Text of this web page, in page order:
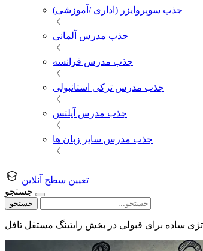
جذب سوپروایزر (اداری /آموزشی)
جذب مدرس آلمانی
جذب مدرس فرانسه
جذب مدرس ترکی استانبولی
جذب مدرس آیلتس
جذب مدرس سایر زبان ها
تعیین سطح آنلاین
جستجو
جستجو